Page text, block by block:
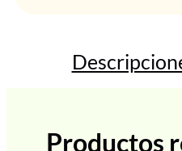
Productos